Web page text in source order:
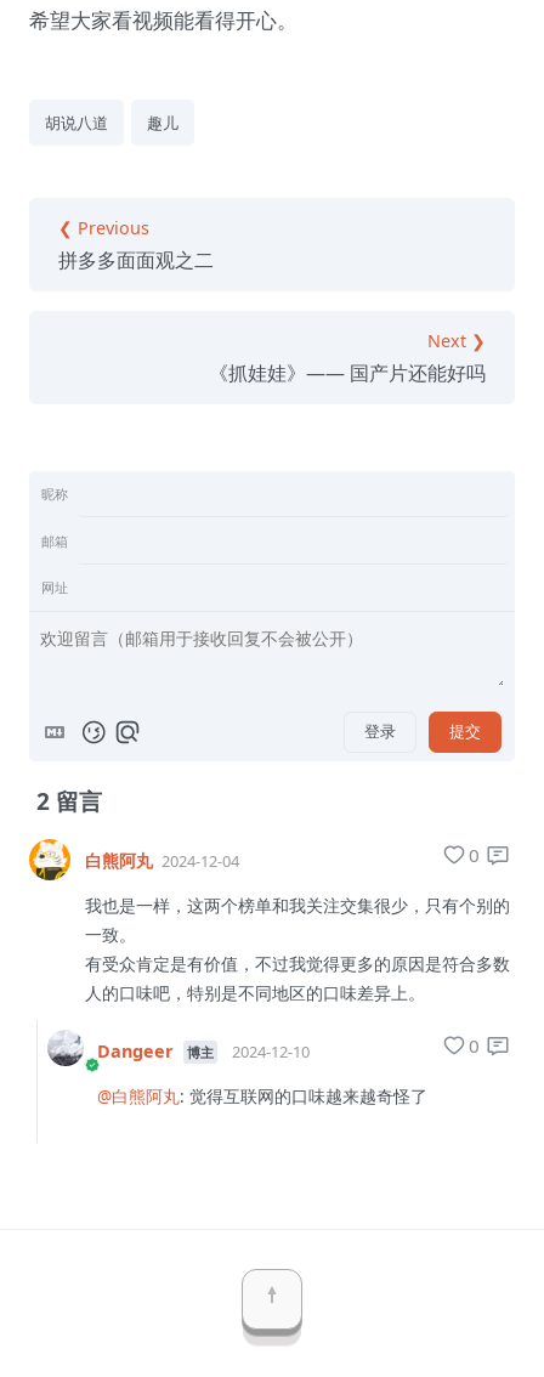
希望大家看视频能看得开心。
胡说八道 趣儿
❮ Previous
拼多多面面观之二
Next ❯
《抓娃娃》—— 国产片还能好吗
昵称
邮箱
网址
登录 提交
2留言
白熊阿丸 2024-12-04 0
我也是一样，这两个榜单和我关注交集很少，只有个别的
一致。
有受众肯定是有价值，不过我觉得更多的原因是符合多数
人的口味吧，特别是不同地区的口味差异上。
Dangeer 博主 2024-12-10 0
@白熊阿丸: 觉得互联网的口味越来越奇怪了